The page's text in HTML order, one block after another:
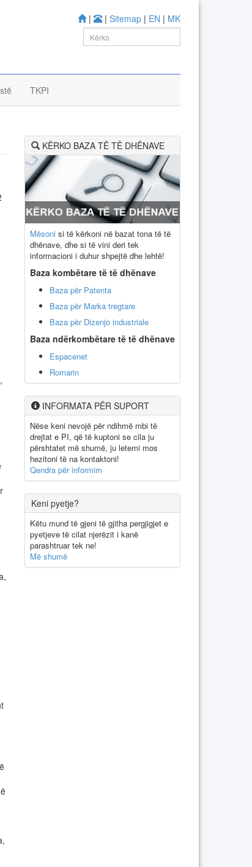
| | Sitemap | EN | MK
TKPI
KËRKO BAZA TË TË DHËNAVE
Mësoni si të kërkoni në bazat tona të të
dhënave, dhe si të vini deri tek
informacioni i duhur shpejtë dhe lehtë!
Baza kombëtare të të dhënave
Baza për Patenta
Baza për Marka tregtare
Baza për Dizenjo industriale
Baza ndërkombëtare të të dhënave
Espacenet
Romarin
INFORMATA PËR SUPORT
Nëse keni nevojë për ndihmë mbi të
drejtat e PI, që të kuptoni se cila ju
përshtatet më shumë, ju letemi mos
hezitoni të na kontaktoni!
Qendra për informim
Keni pyetje?
Këtu mund të gjeni të gjitha pergjigjet e
pyetjeve të cilat njerëzit i kanë
parashtruar tek ne!
Më shumë